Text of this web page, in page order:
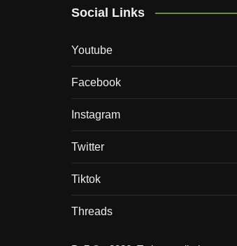
Social Links
Youtube
Facebook
Instagram
Twitter
Tiktok
Threads